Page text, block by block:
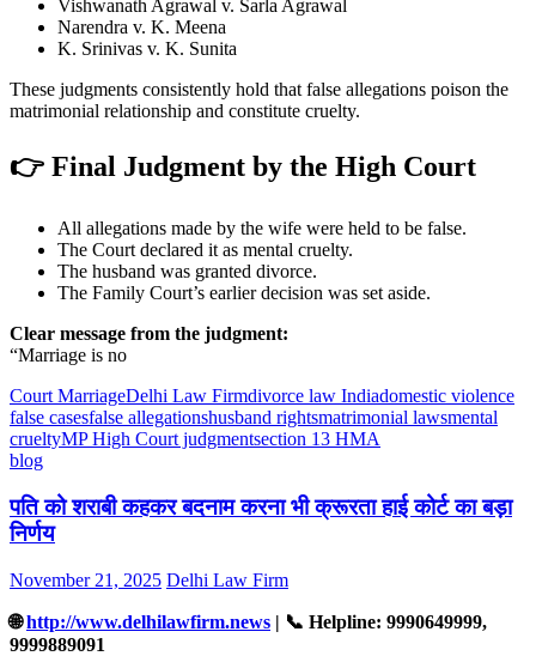
Vishwanath Agrawal v. Sarla Agrawal
Narendra v. K. Meena
K. Srinivas v. K. Sunita
These judgments consistently hold that false allegations poison the
matrimonial relationship and constitute cruelty.
👉 Final Judgment by the High Court
All allegations made by the wife were held to be false.
The Court declared it as mental cruelty.
The husband was granted divorce.
The Family Court’s earlier decision was set aside.
Clear message from the judgment:
“Marriage is no
Court MarriageDelhi Law Firmdivorce law Indiadomestic violence
false casesfalse allegationshusband rightsmatrimonial lawsmental
crueltyMP High Court judgmentsection 13 HMA
blog
पति को शराबी कहकर बदनाम करना भी क्रूरता हाई कोर्ट का बड़ा
निर्णय
November 21, 2025 Delhi Law Firm
🌐http://www.delhilawfirm.news | 📞 Helpline: 9990649999,
9999889091